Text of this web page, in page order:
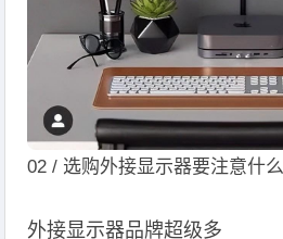
02 / 选购外接显示器要注意什么
外接显示器品牌超级多